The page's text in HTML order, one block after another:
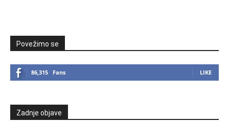
Povežimo se
86,315 Fans LIKE
Zadnje objave